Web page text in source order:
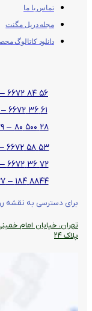
تماس با ما
مجله دریل مگنت
دانلود کاتالوگ
۵۶ ۸۴ ۶۶۷۲ – ۰۲۱
۶۱ ۳۶ ۶۶۷۲ – ۰۲۱
۲۸ ۵۰۰ ۸۰ – ۰۹۳۹
۵۳ ۵۸ ۶۶۷۲ – ۰۲۱
۷۲ ۳۶ ۶۶۷۲ – ۰۲۱
۸۸۴۴ ۱۸۴ – ۰۹۳۷
برای دسترسی به نقشه
تهران، خیابان امام
پلاک ۲۴